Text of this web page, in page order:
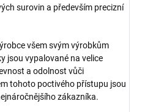
surovin a především precizní
všem svým výrobkům
jsou vypalované na velice
a odolnost vůči
tohoto poctivého přístupu jsou
zákazníka.